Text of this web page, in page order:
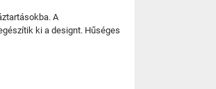
A
ki a designt. Hűséges